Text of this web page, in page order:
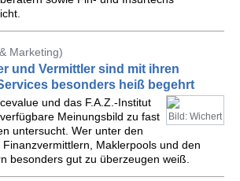
Marketing)
und Vermittler sind mit ihren
besonders heiß begehrt
Bild: Wichert
und das F.A.Z.-Institut
Meinungsbild zu fast
untersucht. Wer unter den
Maklerpools und den
besonders gut zu überzeugen weiß.